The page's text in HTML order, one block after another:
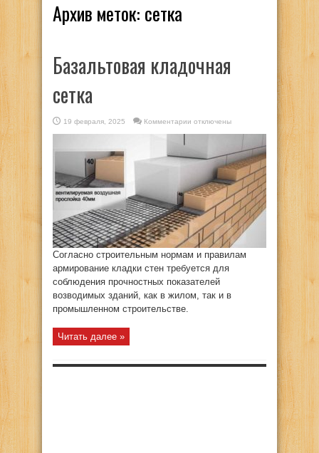
Архив меток: сетка
Базальтовая кладочная
сетка
19 февраля, 2025 Комментарии
Базальтовая
отключены
Согласно строительным нормам и правилам
армирование кладки стен требуется для
соблюдения прочностных показателей
возводимых зданий, как в жилом, так и в
промышленном строительстве.
Читать далее »